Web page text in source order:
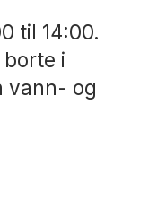
til 14:00.
i
vann- og